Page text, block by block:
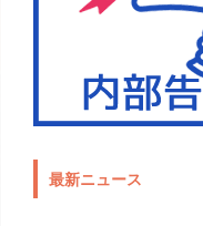
最新ニュース